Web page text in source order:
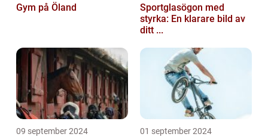
Gym på Öland
Sportglasögon med
styrka: En klarare bild av
ditt ...
09 september 2024 01 september 2024